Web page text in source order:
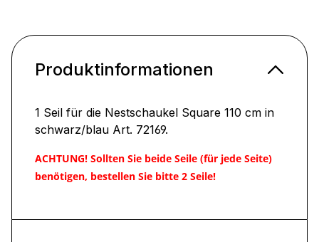
Produktinformationen
1 Seil für die Nestschaukel Square 110 cm in
schwarz/blau Art. 72169.
ACHTUNG! Sollten Sie beide Seile (für jede Seite)
benötigen, bestellen Sie bitte 2 Seile!